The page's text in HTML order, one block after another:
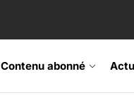
Contenu abonné